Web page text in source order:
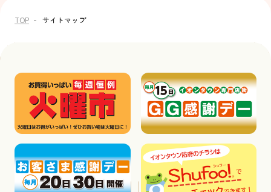
TOP サイトマップ